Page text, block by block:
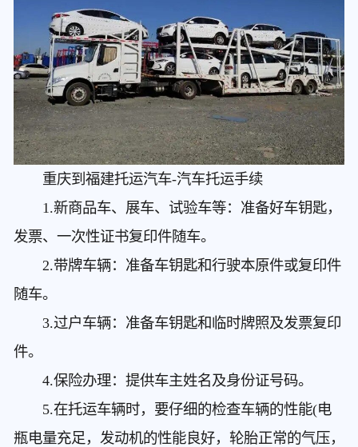
重庆到福建托运汽车-汽车托运手续
1.新商品车、展车、试验车等：准备好车钥匙，
发票、一次性证书复印件随车。
2.带牌车辆：准备车钥匙和行驶本原件或复印件
随车。
3.过户车辆：准备车钥匙和临时牌照及发票复印
件。
4.保险办理：提供车主姓名及身份证号码。
5.在托运车辆时，要仔细的检查车辆的性能(电
瓶电量充足，发动机的性能良好，轮胎正常的气压，